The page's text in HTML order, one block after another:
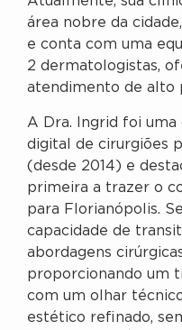
área nobre da
e conta com uma
2 dermatologistas,
atendimento de alto
A Dra. Ingrid foi uma
digital de cirurgiões
(desde 2014) e
primeira a trazer o
para Florianópolis.
capacidade de
abordagens
proporcionando um
com um olhar
estético refinado,